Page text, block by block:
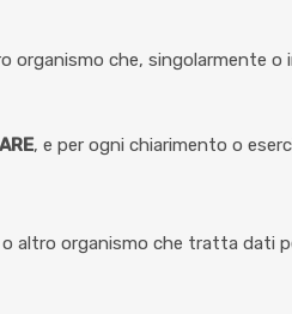
che, singolarmente o
, e per ogni chiarimento o
altro organismo che tratta dati